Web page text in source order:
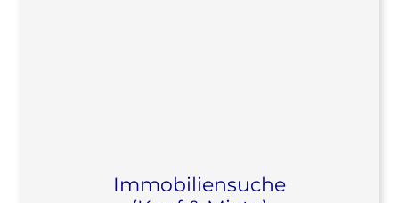
Immobiliensuche